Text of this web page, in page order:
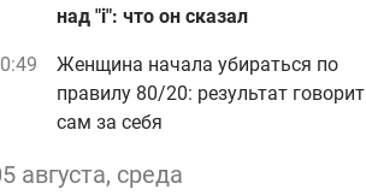
над "i": что он сказал
Женщина начала убираться по
правилу 80/20: результат говорит
сам за себя
августа, среда